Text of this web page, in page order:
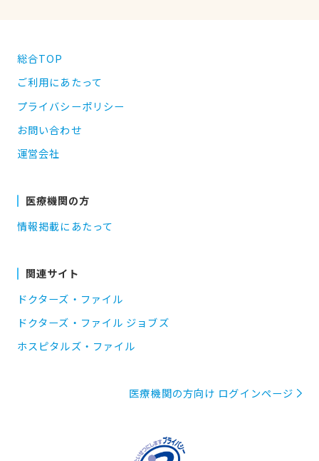
総合TOP
ご利用にあたって
プライバシーポリシー
お問い合わせ
運営会社
医療機関の方
情報掲載にあたって
関連サイト
ドクターズ・ファイル
ドクターズ・ファイル ジョブズ
ホスピタルズ・ファイル
医療機関の方向け ログインページ